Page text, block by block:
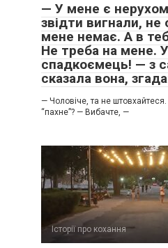
​— У мене є
звідти вигнали, не
мене немає. А в
Не треба на мене.
спадкоємець! — з
сказала вона,
​— Чоловіче, та не
“пахне”? ​— Вибачте, —
Історії про кохання